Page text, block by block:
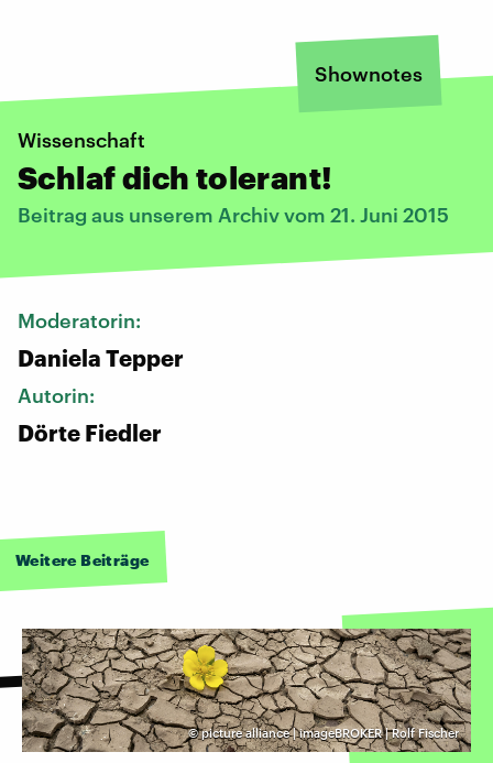
Shownotes
Wissenschaft
Schlaf dich tolerant!
Beitrag aus unserem Archiv vom 21. Juni 2015
Moderatorin:
Daniela Tepper
Autorin:
Dörte Fiedler
Weitere Beiträge
©picture alliance | imageBROKER | Rolf Fischer